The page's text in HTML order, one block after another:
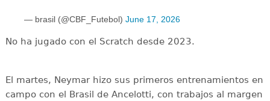
— brasil (@CBF_Futebol) June 17, 2026
No ha jugado con el Scratch desde 2023.
El martes, Neymar hizo sus primeros entrenamientos en
campo con el Brasil de Ancelotti, con trabajos al margen